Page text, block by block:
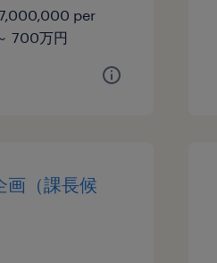
per
700万円
画（課長候